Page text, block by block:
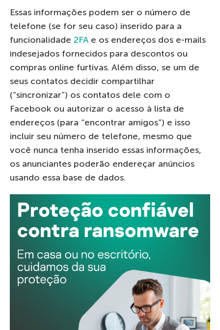
Essas informações podem ser o número de
telefone (se for seu caso) inserido para a
funcionalidade 2FA e os endereços dos e-mails
indesejados fornecidos para descontos ou
compras online furtivas. Além disso, se um de
seus contatos decidir compartilhar
(“sincronizar”) os contatos dele com o
Facebook ou autorizar o acesso à lista de
endereços (para “encontrar amigos”) e isso
incluir seu número de telefone, mesmo que
você nunca tenha inserido essas informações,
os anunciantes poderão endereçar anúncios
usando essa base de dados.